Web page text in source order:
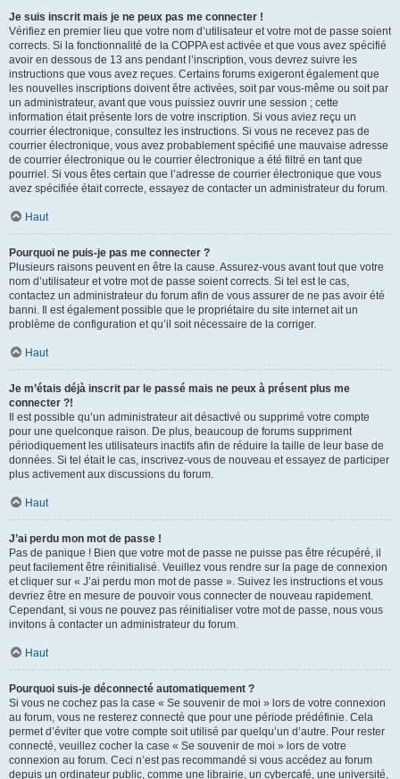
Je suis inscrit mais je ne peux pas me connecter !
Vérifiez en premier lieu que votre nom d’utilisateur et votre mot de passe soient
corrects. Si la fonctionnalité de la COPPA est activée et que vous avez spécifié
avoir en dessous de 13 ans pendant l’inscription, vous devrez suivre les
instructions que vous avez reçues. Certains forums exigeront également que
les nouvelles inscriptions doivent être activées, soit par vous-même ou soit par
un administrateur, avant que vous puissiez ouvrir une session ; cette
information était présente lors de votre inscription. Si vous aviez reçu un
courrier électronique, consultez les instructions. Si vous ne recevez pas de
courrier électronique, vous avez probablement spécifié une mauvaise adresse
de courrier électronique ou le courrier électronique a été filtré en tant que
pourriel. Si vous êtes certain que l’adresse de courrier électronique que vous
avez spécifiée était correcte, essayez de contacter un administrateur du forum.
Haut
Pourquoi ne puis-je pas me connecter ?
Plusieurs raisons peuvent en être la cause. Assurez-vous avant tout que votre
nom d’utilisateur et votre mot de passe soient corrects. Si tel est le cas,
contactez un administrateur du forum afin de vous assurer de ne pas avoir été
banni. Il est également possible que le propriétaire du site internet ait un
problème de configuration et qu’il soit nécessaire de la corriger.
Haut
Je m’étais déjà inscrit par le passé mais ne peux à présent plus me
connecter ?!
Il est possible qu’un administrateur ait désactivé ou supprimé votre compte
pour une quelconque raison. De plus, beaucoup de forums suppriment
périodiquement les utilisateurs inactifs afin de réduire la taille de leur base de
données. Si tel était le cas, inscrivez-vous de nouveau et essayez de participer
plus activement aux discussions du forum.
Haut
J’ai perdu mon mot de passe !
Pas de panique ! Bien que votre mot de passe ne puisse pas être récupéré, il
peut facilement être réinitialisé. Veuillez vous rendre sur la page de connexion
et cliquer sur « J’ai perdu mon mot de passe ». Suivez les instructions et vous
devriez être en mesure de pouvoir vous connecter de nouveau rapidement.
Cependant, si vous ne pouvez pas réinitialiser votre mot de passe, nous vous
invitons à contacter un administrateur du forum.
Haut
Pourquoi suis-je déconnecté automatiquement ?
Si vous ne cochez pas la case « Se souvenir de moi » lors de votre connexion
au forum, vous ne resterez connecté que pour une période prédéfinie. Cela
permet d’éviter que votre compte soit utilisé par quelqu’un d’autre. Pour rester
connecté, veuillez cocher la case « Se souvenir de moi » lors de votre
connexion au forum. Ceci n’est pas recommandé si vous accédez au forum
depuis un ordinateur public, comme une librairie, un cybercafé, une université,